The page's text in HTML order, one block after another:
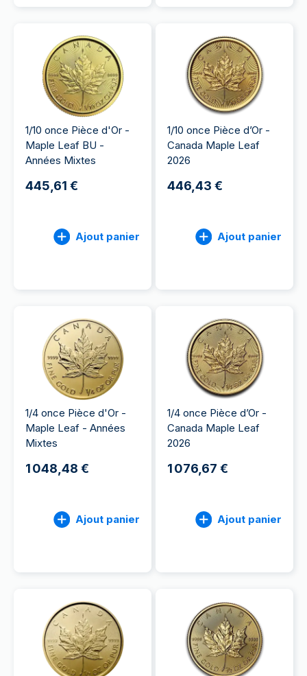
1/10 once Pièce d'Or -
Maple Leaf BU -
Années Mixtes
445,61 €
Ajout panier
1/10 once Pièce d’Or -
Canada Maple Leaf
2026
446,43 €
Ajout panier
1/4 once Pièce d'Or -
Maple Leaf - Années
Mixtes
1 048,48 €
Ajout panier
1/4 once Pièce d’Or -
Canada Maple Leaf
2026
1 076,67 €
Ajout panier